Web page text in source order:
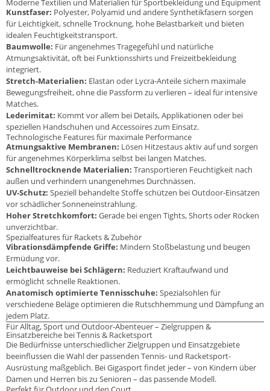
Kunstfaser: Polyester, Polyamid und andere Synthetikfasern sorgen
für Leichtigkeit, schnelle Trocknung, hohe Belastbarkeit und bieten
idealen Feuchtigkeitstransport.
Baumwolle: Für angenehmes Tragegefühl und natürliche
Atmungsaktivität, oft bei Funktionsshirts und Freizeitbekleidung
integriert.
Stretch-Materialien: Elastan oder Lycra-Anteile sichern maximale
Bewegungsfreiheit, ohne die Passform zu verlieren – ideal für intensive
Matches.
Lederimitat: Kommt vor allem bei Details, Applikationen oder bei
speziellen Handschuhen und Accessoires zum Einsatz.
Technologische Features für maximale Performance
Atmungsaktive Membranen: Lösen Hitzestaus aktiv auf und sorgen
für angenehmes Körperklima selbst bei langen Matches.
Schnelltrocknende Materialien: Transportieren Feuchtigkeit nach
außen und verhindern unangenehmes Durchnässen.
UV-Schutz: Speziell behandelte Stoffe schützen bei Outdoor-Einsätzen
vor schädlicher Sonneneinstrahlung.
Hoher Stretchkomfort: Gerade bei engen Tights, Shorts oder Röcken
unverzichtbar.
Spezialfeatures für Rackets & Zubehör
Vibrationsdämpfende Griffe: Mindern Stoßbelastung und beugen
Ermüdung vor.
Leichtbauweise bei Schlägern: Reduziert Kraftaufwand und
ermöglicht schnelle Reaktionen.
Anatomisch optimierte Tennisschuhe: Spezialsohlen für
verschiedene Beläge optimieren die Rutschhemmung und Dämpfung an
jedem Platz.
Für Alltag, Sport und Outdoor-Abenteuer – Zielgruppen &
Einsatzbereiche bei Tennis & Racketsport
Die Bedürfnisse unterschiedlicher Zielgruppen und Einsatzgebiete
beeinflussen die Wahl der passenden Tennis- und Racketsport-
Ausrüstung maßgeblich. Bei Gigasport findet jeder – von Kindern über
Damen und Herren bis zu Senioren – das passende Modell.